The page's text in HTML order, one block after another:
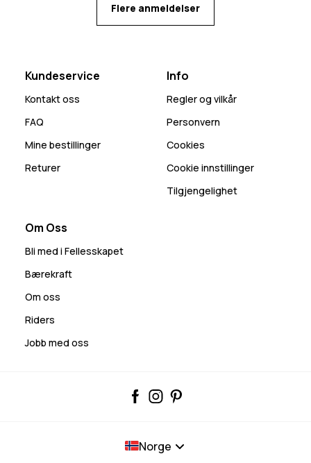
Flere anmeldelser
Kundeservice
Kontakt oss
FAQ
Mine bestillinger
Returer
Info
Regler og vilkår
Personvern
Cookies
Cookie innstillinger
Tilgjengelighet
Om Oss
Bli med i Fellesskapet
Bærekraft
Om oss
Riders
Jobb med oss
Norge